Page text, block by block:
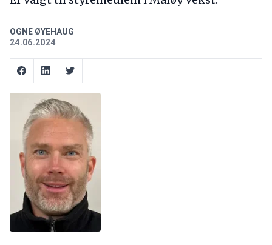
OGNE ØYEHAUG
24.06.2024